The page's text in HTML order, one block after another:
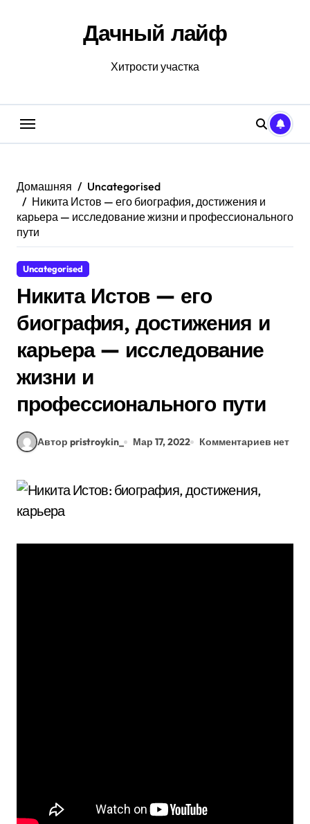
Дачный лайф
Хитрости участка
Домашняя
Uncategorised
Никита Истов — его биография, достижения и
карьера — исследование жизни и профессионального
пути
Uncategorised
Никита Истов — его
биография, достижения и
карьера — исследование
жизни и
профессионального пути
Автор pristroykin_ Мар 17, 2022 Комментариев нет